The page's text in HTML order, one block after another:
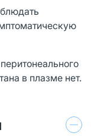
в плазме нет.